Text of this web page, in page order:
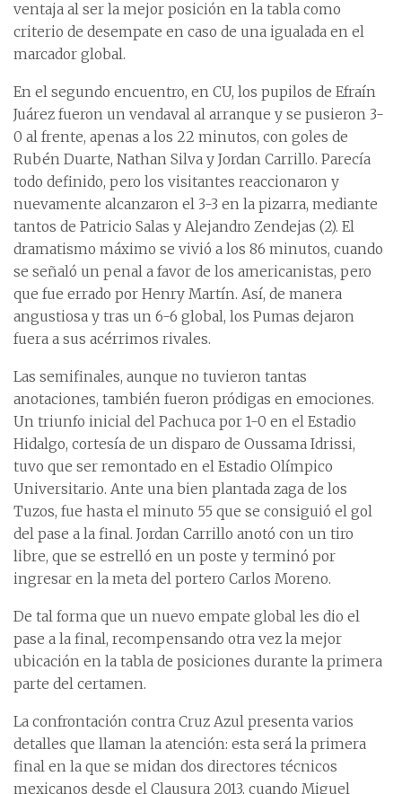
ventaja al ser la mejor posición en la tabla como
criterio de desempate en caso de una igualada en el
marcador global.
En el segundo encuentro, en CU, los pupilos de Efraín
Juárez fueron un vendaval al arranque y se pusieron 3-
0 al frente, apenas a los 22 minutos, con goles de
Rubén Duarte, Nathan Silva y Jordan Carrillo. Parecía
todo definido, pero los visitantes reaccionaron y
nuevamente alcanzaron el 3-3 en la pizarra, mediante
tantos de Patricio Salas y Alejandro Zendejas (2). El
dramatismo máximo se vivió a los 86 minutos, cuando
se señaló un penal a favor de los americanistas, pero
que fue errado por Henry Martín. Así, de manera
angustiosa y tras un 6-6 global, los Pumas dejaron
fuera a sus acérrimos rivales.
Las semifinales, aunque no tuvieron tantas
anotaciones, también fueron pródigas en emociones.
Un triunfo inicial del Pachuca por 1-0 en el Estadio
Hidalgo, cortesía de un disparo de Oussama Idrissi,
tuvo que ser remontado en el Estadio Olímpico
Universitario. Ante una bien plantada zaga de los
Tuzos, fue hasta el minuto 55 que se consiguió el gol
del pase a la final. Jordan Carrillo anotó con un tiro
libre, que se estrelló en un poste y terminó por
ingresar en la meta del portero Carlos Moreno.
De tal forma que un nuevo empate global les dio el
pase a la final, recompensando otra vez la mejor
ubicación en la tabla de posiciones durante la primera
parte del certamen.
La confrontación contra Cruz Azul presenta varios
detalles que llaman la atención: esta será la primera
final en la que se midan dos directores técnicos
mexicanos desde el Clausura 2013, cuando Miguel